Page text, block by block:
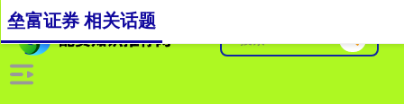
垒富证券 相关话题